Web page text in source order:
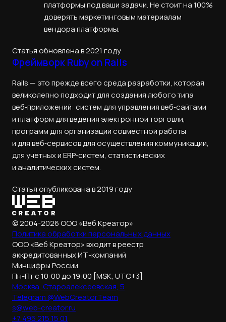
платформы под ваши задачи. Не стоит на 100%
доверять маркетинговым материалам
вендора платформы.
Статья обновлена в 2021 году
Фреймворк Ruby on Rails
Rails — это прежде всего среда разработки, которая
великолепно подходит для создания любого типа
веб‑приложений: систем для управления веб‑сайтами
и платформ для ведения электронной торговли,
программ для организации совместной работы
и для веб‑сервисов для осуществления коммуникации,
для учетных и ERP‑систем, статистических
и аналитических систем.
Статья опубликована в 2019 году
© 2004-2026 ООО «Веб Креатор»
Политика обработкиперсональных данных
ООО «Веб Креатор» входит в реестр
аккредитованных ИТ-компаний
Минцифры России
Пн-Пт с 10:00 до 19:00 [MSK, UTC+3]
Москва, Староалексеевская, 5
Telegram @WebCreatorTeam
s@web-creator.ru
+7 495 215 15 01